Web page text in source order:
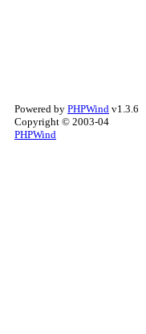
Powered by PHPWind v1.3.6
Copyright © 2003-04
PHPWind